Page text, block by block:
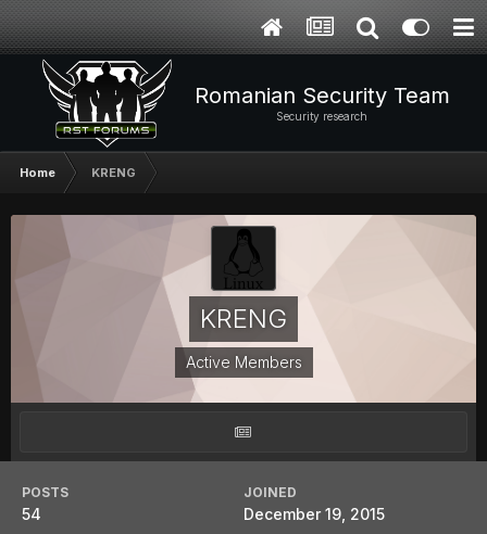
Romanian Security Team
Security research
Home KRENG
KRENG
Active Members
POSTS
54
JOINED
December 19, 2015